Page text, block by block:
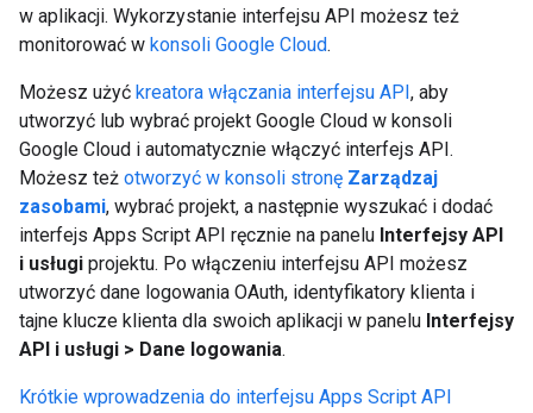
w aplikacji. Wykorzystanie interfejsu API możesz też
monitorować w konsoli Google Cloud.
Możesz użyć kreatora włączania interfejsu API, aby
utworzyć lub wybrać projekt Google Cloud w konsoli
Google Cloud i automatycznie włączyć interfejs API.
Możesz też otworzyć w konsoli stronę Zarządzaj
zasobami, wybrać projekt, a następnie wyszukać i dodać
interfejs Apps Script API ręcznie na panelu Interfejsy API
i usługi projektu. Po włączeniu interfejsu API możesz
utworzyć dane logowania OAuth, identyfikatory klienta i
tajne klucze klienta dla swoich aplikacji w panelu Interfejsy
API i usługi > Dane logowania.
Krótkie wprowadzenia do interfejsu Apps Script API